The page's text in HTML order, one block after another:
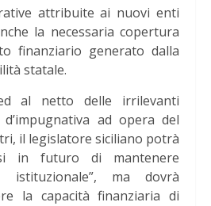
attribuite ai nuovi enti
la necessaria copertura
finanziario generato dalla
statale.
al netto delle irrilevanti
ad opera del
il legislatore siciliano potrà
in futuro di mantenere
istituzionale”, ma dovrà
la capacità finanziaria di